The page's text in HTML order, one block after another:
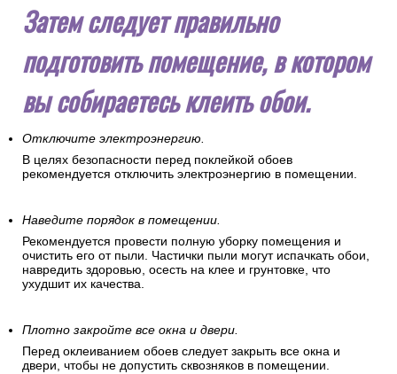
Затем следует правильно
подготовить помещение, в котором
вы собираетесь клеить обои.
Отключите электроэнергию.
В целях безопасности перед поклейкой обоев
рекомендуется отключить электроэнергию в помещении.
Наведите порядок в помещении.
Рекомендуется провести полную уборку помещения и
очистить его от пыли. Частички пыли могут испачкать обои,
навредить здоровью, осесть на клее и грунтовке, что
ухудшит их качества.
Плотно закройте все окна и двери.
Перед оклеиванием обоев следует закрыть все окна и
двери, чтобы не допустить сквозняков в помещении.